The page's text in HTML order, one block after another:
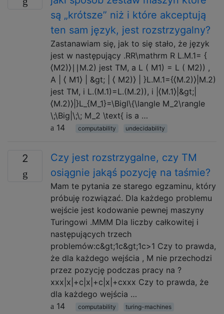
są „krótsze” niż i które akceptują
ten sam język, jest rozstrzygalny?
Zastanawiam się, jak to się stało, że język
jest w następujący .RR\mathrm R L.M.1= {
⟨M2)⟩∣∣M.2) jest TM, a L ( M1) = L ( M2)) ,
A | ⟨ M1⟩ | &gt; | ⟨ M2)⟩ | }L.M.1={⟨M.2)⟩|M.2)
jest TM, i L.(M.1)=L.(M.2)), i |⟨M.1⟩|&gt;|
⟨M.2)⟩|}L_{M_1}=\Bigl\{\langle M_2\rangle
\;\Big|\;\; M_2 \text{ is a …
14
computability undecidability
2
Czy jest rozstrzygalne, czy TM
osiągnie jakąś pozycję na taśmie?
Mam te pytania ze starego egzaminu, który
próbuję rozwiązać. Dla każdego problemu
wejście jest kodowanie pewnej maszyny
Turingowi .MMM Dla liczby całkowitej i
następujących trzech
problemów:c&gt;1c&gt;1c>1 Czy to prawda,
że ​​dla każdego wejścia , M nie przechodzi
przez pozycję podczas pracy na ?
xxx|x|+c|x|+c|x|+cxxx Czy to prawda, że ​​
dla każdego wejścia …
14
computability
turing-machines